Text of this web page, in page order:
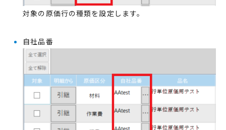
対象の原価行の種類を設定します。
自社品番